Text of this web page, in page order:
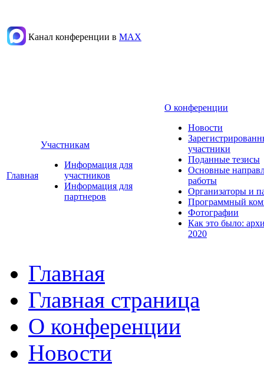
Канал конференции в МАХ
Главная
Участникам
Информация для
участников
Информация для
партнеров
О конференции
Новости
участники
Поданные тезисы
Основные
работы
Организаторы и
Программный
Фотографии
Как это было:
2020
Главная
Главная страница
О конференции
Новости